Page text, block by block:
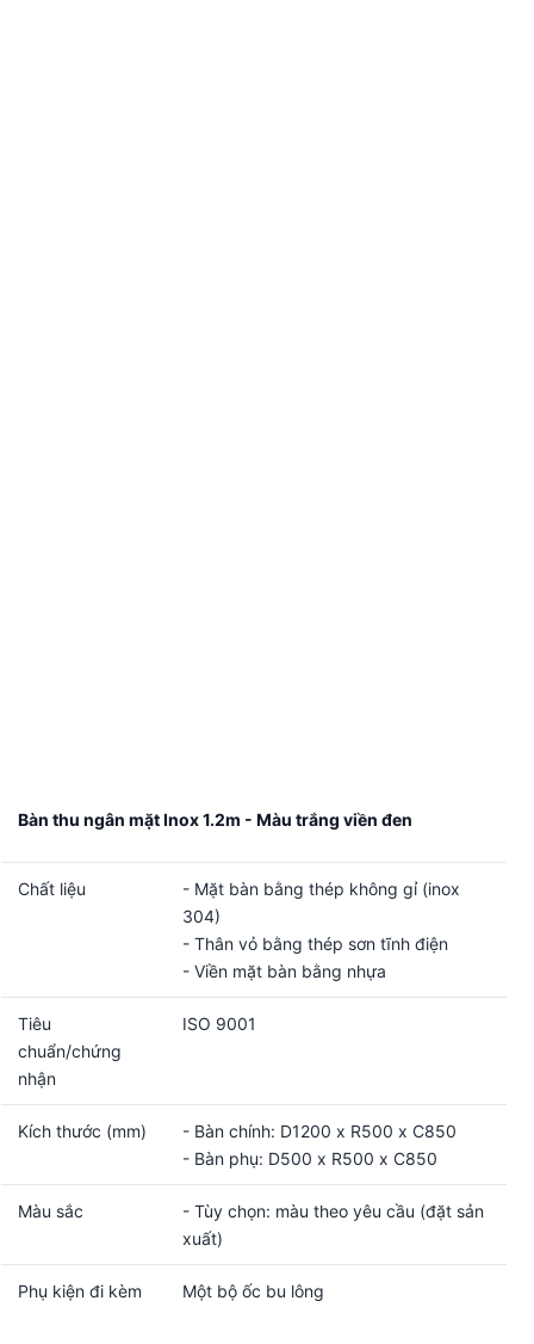
Bàn thu ngân mặt Inox 1.2m - Màu trắng viền đen
Chất liệu
- Mặt bàn bằng thép không gỉ (inox
304)
- Thân vỏ bằng thép sơn tĩnh điện
- Viền mặt bàn bằng nhựa
Tiêu
chuẩn/chứng
nhận
ISO 9001
Kích thước (mm)
- Bàn chính: D1200 x R500 x C850
- Bàn phụ: D500 x R500 x C850
Màu sắc
- Tùy chọn: màu theo yêu cầu (đặt sản
xuất)
Phụ kiện đi kèm Một bộ ốc bu lông